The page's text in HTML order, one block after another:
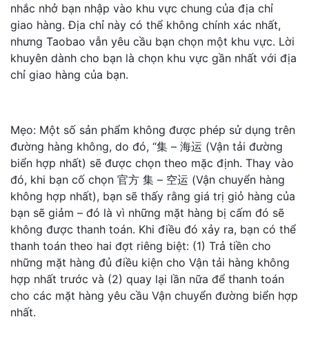
nhắc nhở bạn nhập vào khu vực chung của địa chỉ
giao hàng. Địa chỉ này có thể không chính xác nhất,
nhưng Taobao vẫn yêu cầu bạn chọn một khu vực. Lời
khuyên dành cho bạn là chọn khu vực gần nhất với địa
chỉ giao hàng của bạn.
Mẹo: Một số sản phẩm không được phép sử dụng trên
đường hàng không, do đó, “集 – 海运 (Vận tải đường
biển hợp nhất) sẽ được chọn theo mặc định. Thay vào
đó, khi bạn cố chọn 官方 集 – 空运 (Vận chuyển hàng
không hợp nhất), bạn sẽ thấy rằng giá trị giỏ hàng của
bạn sẽ giảm – đó là vì những mặt hàng bị cấm đó sẽ
không được thanh toán. Khi điều đó xảy ra, bạn có thể
thanh toán theo hai đợt riêng biệt: (1) Trả tiền cho
những mặt hàng đủ điều kiện cho Vận tải hàng không
hợp nhất trước và (2) quay lại lần nữa để thanh toán
cho các mặt hàng yêu cầu Vận chuyển đường biển hợp
nhất.